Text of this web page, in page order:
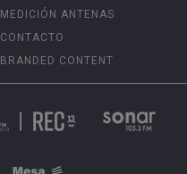
MEDICIÓN ANTENAS
CONTACTO
BRANDED CONTENT